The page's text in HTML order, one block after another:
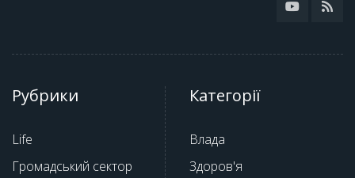
Рубрики
Life
Громадський сектор
Категорії
Влада
Здоров'я